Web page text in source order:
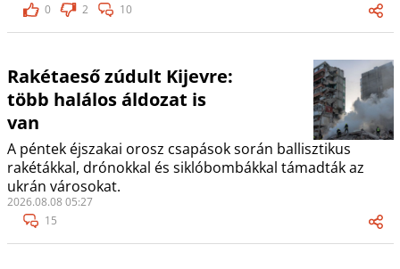
0
2 10
Rakétaeső zúdult Kijevre:
több halálos áldozat is
van
A péntek éjszakai orosz csapások során ballisztikus
rakétákkal, drónokkal és siklóbombákkal támadták az
ukrán városokat.
2026.08.08 05:27
15